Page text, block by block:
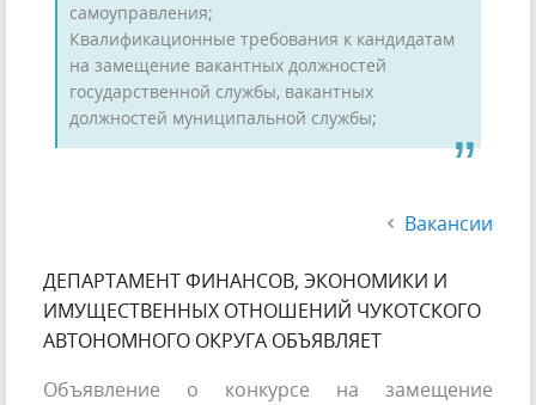
самоуправления;
Квалификационные требования к кандидатам
на замещение вакантных должностей
государственной службы, вакантных
должностей муниципальной службы;
Вакансии
ДЕПАРТАМЕНТ ФИНАНСОВ, ЭКОНОМИКИ И
ИМУЩЕСТВЕННЫХ ОТНОШЕНИЙ ЧУКОТСКОГО
АВТОНОМНОГО ОКРУГА ОБЪЯВЛЯЕТ
Объявление о конкурсе на замещение